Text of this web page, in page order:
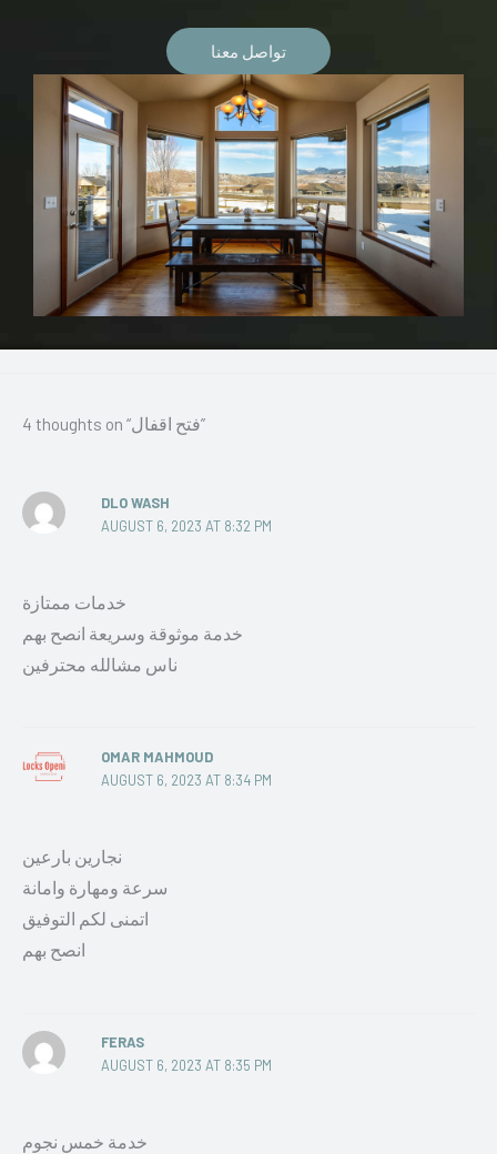
تواصل معنا
4 thoughts on “فتح اقفال”
DLO WASH
AUGUST 6, 2023 AT 8:32 PM
خدمات ممتازة
خدمة موثوقة وسريعة انصح بهم
ناس مشالله محترفين
OMAR MAHMOUD
AUGUST 6, 2023 AT 8:34 PM
نجارين بارعين
سرعة ومهارة وامانة
اتمنى لكم التوفيق
انصح بهم
FERAS
AUGUST 6, 2023 AT 8:35 PM
خدمة خمس نجوم